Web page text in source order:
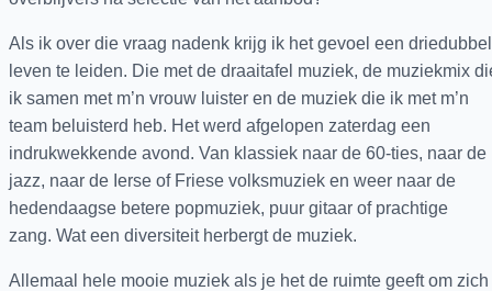
Als ik over die vraag nadenk krijg ik het gevoel een driedubbel
leven te leiden. Die met de draaitafel muziek, de muziekmix
ik samen met m’n vrouw luister en de muziek die ik met m’n
team beluisterd heb. Het werd afgelopen zaterdag een
indrukwekkende avond. Van klassiek naar de 60-ties, naar de
jazz, naar de Ierse of Friese volksmuziek en weer naar de
hedendaagse betere popmuziek, puur gitaar of prachtige
zang. Wat een diversiteit herbergt de muziek.
Allemaal hele mooie muziek als je het de ruimte geeft om zich